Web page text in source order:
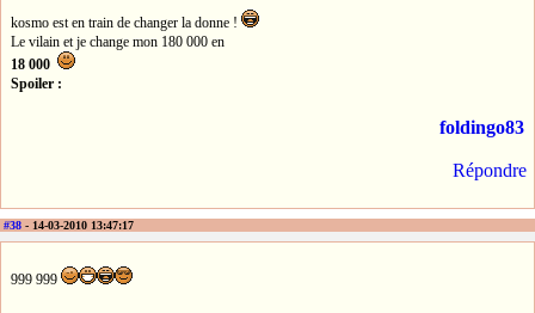
kosmo est en train de changer la donne !
Le vilain et je change mon 180 000 en
18 000
Spoiler :
foldingo83
Répondre
#38 - 14-03-2010 13:47:17
999 999